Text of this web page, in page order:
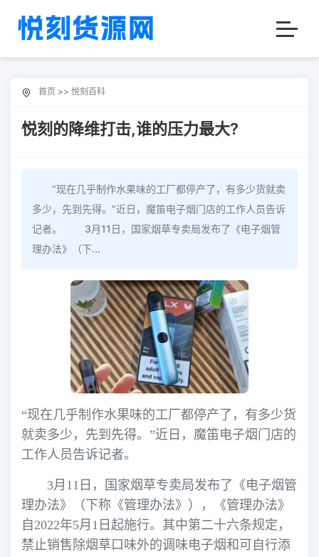
首页 >> 悦刻百科
悦刻的降维打击,谁的压力最大?
“现在几乎制作水果味的工厂都停产了，有多少货就卖
多少，先到先得。”近日，魔笛电子烟门店的工作人员告诉
记者。 3月11日，国家烟草专卖局发布了《电子烟管
理办法》（下...
“现在几乎制作水果味的工厂都停产了，有多少货
就卖多少，先到先得。”近日，魔笛电子烟门店的
工作人员告诉记者。
3月11日，国家烟草专卖局发布了《电子烟管
理办法》（下称《管理办法》），《管理办法》
自2022年5月1日起施行。其中第二十六条规定，
禁止销售除烟草口味外的调味电子烟和可自行添